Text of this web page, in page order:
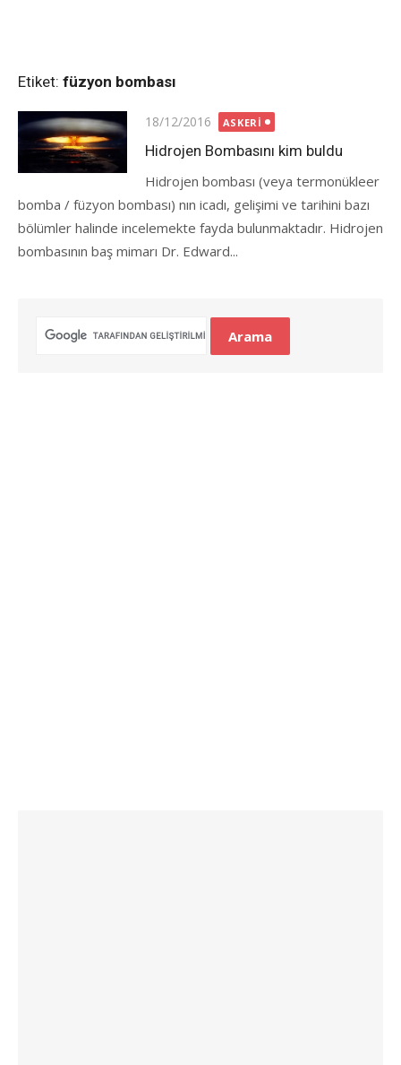
Etiket: füzyon bombası
Posted
on
18/12/2016 ASKERI
Hidrojen Bombasını kim buldu
Hidrojen bombası (veya termonükleer
bomba / füzyon bombası) nın icadı, gelişimi ve tarihini bazı
bölümler halinde incelemekte fayda bulunmaktadır. Hidrojen
bombasının baş mimarı Dr. Edward...